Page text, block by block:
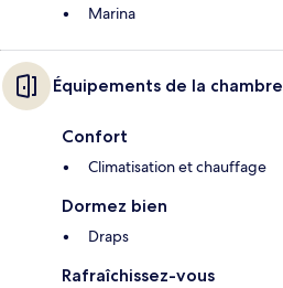
Marina
Équipements de la chambre
Confort
Climatisation et chauffage
Dormez bien
Draps
Rafraîchissez-vous